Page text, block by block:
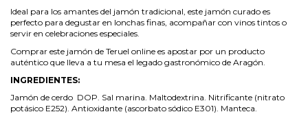
Ideal para los amantes del jamón tradicional, este jamón curado es
perfecto para degustar en lonchas finas, acompañar con vinos tintos o
servir en celebraciones especiales.
Comprar este jamón de Teruel online es apostar por un producto
auténtico que lleva a tu mesa el legado gastronómico de Aragón.
INGREDIENTES:
Jamón de cerdo DOP. Sal marina. Maltodextrina. Nitrificante (nitrato
potásico E252). Antioxidante (ascorbato sódico E301). Manteca.